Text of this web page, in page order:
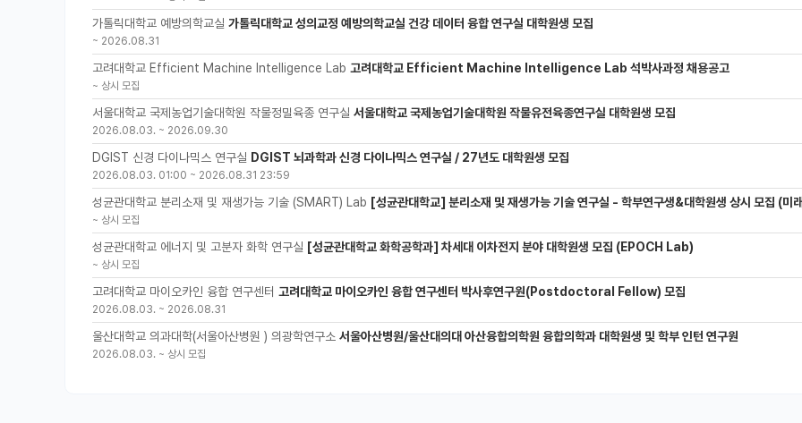
가톨릭대학교 예방의학교실 가톨릭대학교 성의교정 예방의학교실 건강 데이터 융합 연구실 대학원생 모집
~ 2026.08.31
고려대학교 Efficient Machine Intelligence Lab 고려대학교 Efficient Machine Intelligence Lab 석박사과정 채용공고
~ 상시 모집
서울대학교 국제농업기술대학원 작물정밀육종 연구실 서울대학교 국제농업기술대학원 작물유전육종연구실 대학원생 모집
2026.08.03. ~ 2026.09.30
DGIST 신경 다이나믹스 연구실 DGIST 뇌과학과 신경 다이나믹스 연구실 / 27년도 대학원생 모집
2026.08.03. 01:00 ~ 2026.08.31 23:59
성균관대학교 분리소재 및 재생가능 기술 (SMART) Lab [성균관대학교] 분리소재 및 재생가능 기술 연구실 - 학부연구생&대학원생 상시 모집 (미래에
~ 상시 모집
성균관대학교 에너지 및 고분자 화학 연구실 [성균관대학교 화학공학과] 차세대 이차전지 분야 대학원생 모집 (EPOCH Lab)
~ 상시 모집
고려대학교 마이오카인 융합 연구센터 고려대학교 마이오카인 융합 연구센터 박사후연구원(Postdoctoral Fellow) 모집
2026.08.03. ~ 2026.08.31
울산대학교 의과대학(서울아산병원 ) 의광학연구소 서울아산병원/울산대의대 아산융합의학원 융합의학과 대학원생 및 학부 인턴 연구원
2026.08.03. ~ 상시 모집